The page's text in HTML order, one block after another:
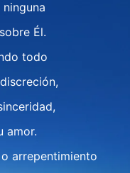
Él.
todo
amor.
arrepentimiento